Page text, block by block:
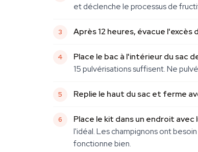
et déclenche le processus de
Après 12 heures, évacue l'excès
Place le bac à l'intérieur du sac
15 pulvérisations suffisent. Ne
Replie le haut du sac et ferme
Place le kit dans un endroit avec
l'idéal. Les champignons ont
fonctionne bien.